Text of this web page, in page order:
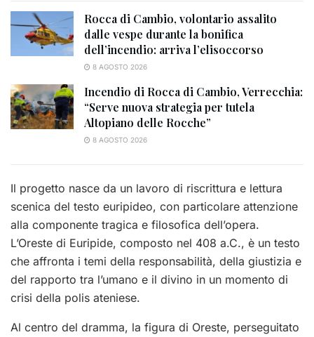
Rocca di Cambio, volontario assalito
dalle vespe durante la bonifica
dell’incendio: arriva l’elisoccorso
8 AGOSTO 2026
Incendio di Rocca di Cambio, Verrecchia:
“Serve nuova strategia per tutela
Altopiano delle Rocche”
8 AGOSTO 2026
Il progetto nasce da un lavoro di riscrittura e lettura
scenica del testo euripideo, con particolare attenzione
alla componente tragica e filosofica dell’opera.
L’Oreste di Euripide, composto nel 408 a.C., è un testo
che affronta i temi della responsabilità, della giustizia e
del rapporto tra l’umano e il divino in un momento di
crisi della polis ateniese.
Al centro del dramma, la figura di Oreste, perseguitato